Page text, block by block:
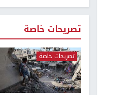
تصريحات خاصة
تصريحات خاصة